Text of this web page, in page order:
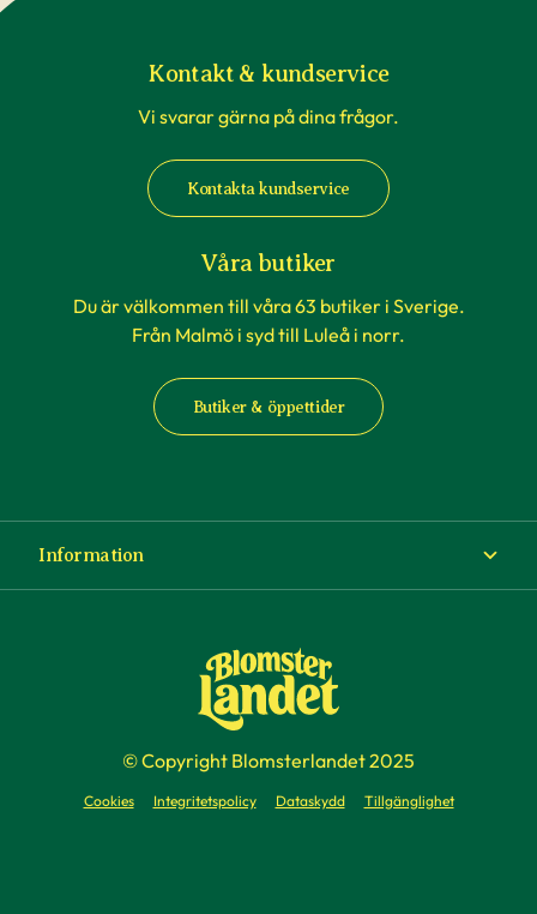
Kontakt & kundservice
Vi svarar gärna på dina frågor.
Kontakta kundservice
Våra butiker
Du är välkommen till våra 63 butiker i Sverige.
Från Malmö i syd till Luleå i norr.
Butiker & öppettider
Information
Köp- och leveransvillkor
Företag
© Copyright Blomsterlandet 2025
Cookies Integritetspolicy Dataskydd Tillgänglighet